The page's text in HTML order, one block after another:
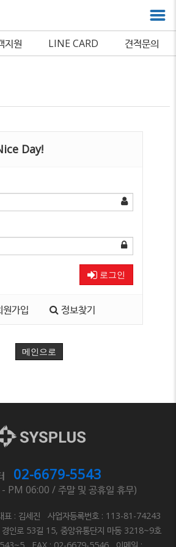
지원 LINE CARD 견적문의
Day!
로그인
가입 정보찾기
메인으로
02-6679-5543
PM 06:00 / 주말 및 공휴일 휴무)
표 : 김세진 사업자등록번호 : 113-81-74243
경인로 53길 15, 중앙유통단지 마동 3218~9호